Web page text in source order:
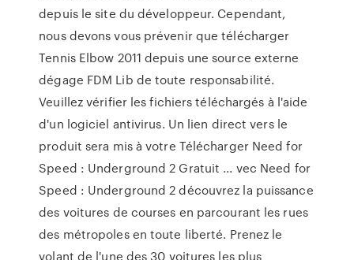
depuis le site du développeur. Cependant,
nous devons vous prévenir que télécharger
Tennis Elbow 2011 depuis une source externe
dégage FDM Lib de toute responsabilité.
Veuillez vérifier les fichiers téléchargés à l'aide
d'un logiciel antivirus. Un lien direct vers le
produit sera mis à votre Télécharger Need for
Speed : Underground 2 Gratuit ... vec Need for
Speed : Underground 2 découvrez la puissance
des voitures de courses en parcourant les rues
des métropoles en toute liberté. Prenez le
volant de l'une des 30 voitures les plus